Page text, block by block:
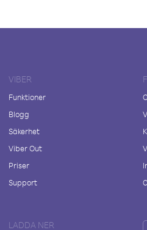
VIBER
Funktioner
Blogg
Säkerhet
Viber Out
Priser
Support
LADDA NER